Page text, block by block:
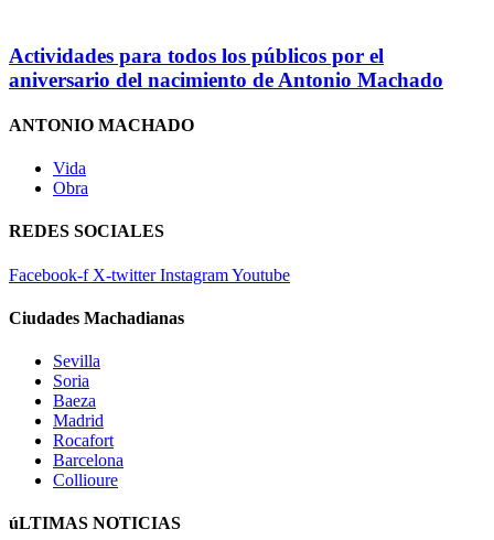
Actividades para todos los públicos por el
aniversario del nacimiento de Antonio Machado
ANTONIO MACHADO
Vida
Obra
REDES SOCIALES
Facebook-f X-twitter InstagramYoutube
Ciudades Machadianas
Sevilla
Soria
Baeza
Madrid
Rocafort
Barcelona
Collioure
úLTIMAS NOTICIAS